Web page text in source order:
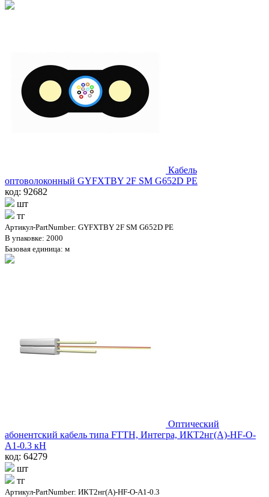
Кабель
оптоволоконный GYFXTBY 2F SM G652D PE
код: 92682
шт
тг
Артикул-PartNumber: GYFXTBY 2F SM G652D PE
В упаковке: 2000
Базовая единица: м
Оптический
абонентский кабель типа FTTН, Интегра, ИКТ2нг(A)-HF-О-
А1-0.3 кН
код: 64279
шт
тг
Артикул-PartNumber: ИКТ2нг(А)-HF-О-А1-0.3